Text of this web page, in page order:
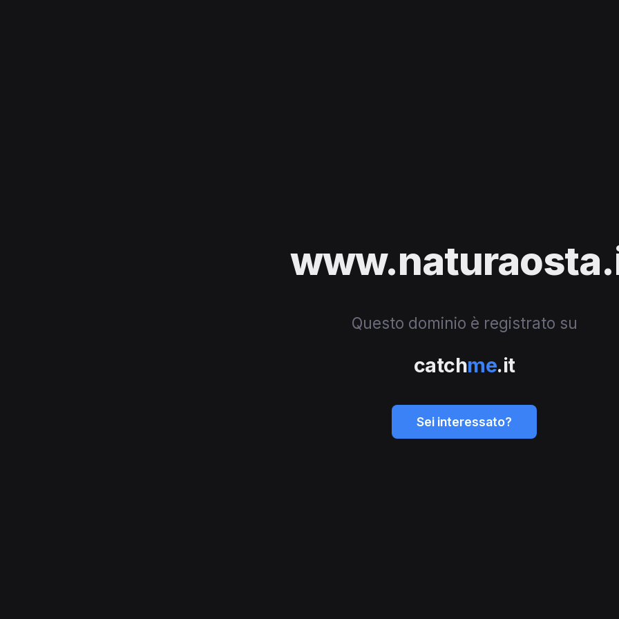
Questo dominio è registrato su
catchme.it
Sei interessato?